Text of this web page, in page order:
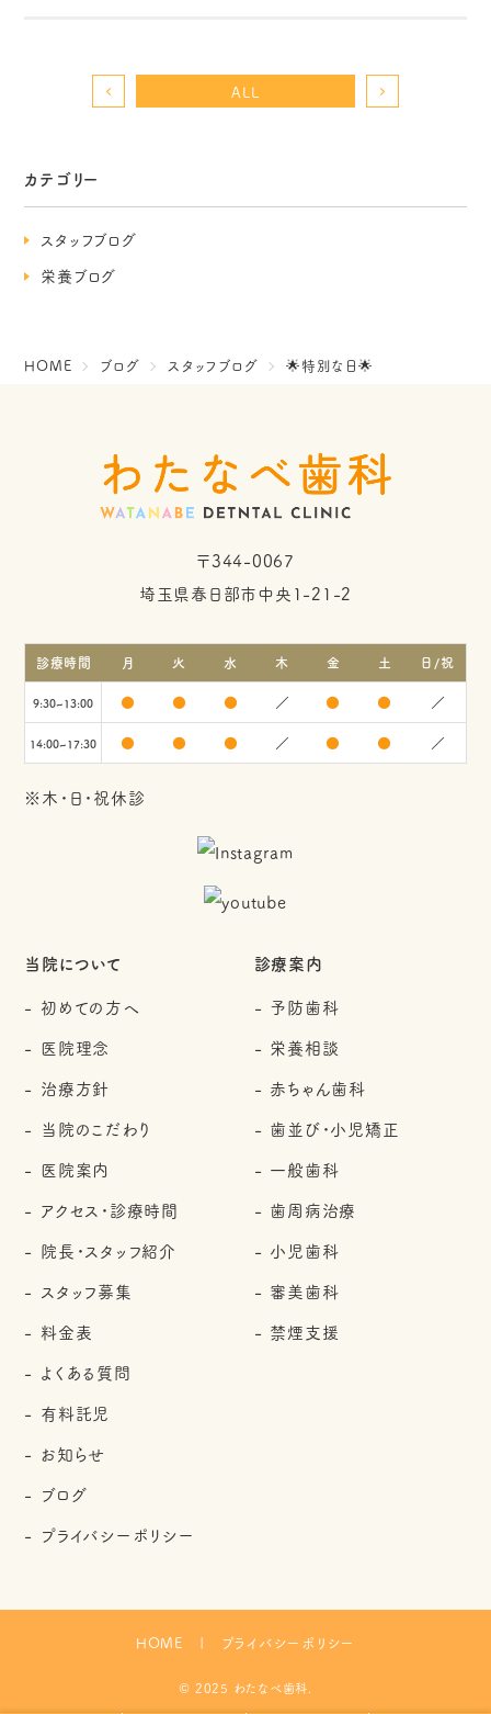
カテゴリー
スタッフブログ
栄養ブログ
ALL
HOME ブログ スタッフブログ 🌟特別な日🌟
〒344-0067
埼玉県春日部市中央1-21-2
診療時間 月 火 水 木 金 土 日/祝
9:30~13:00 ● ● ● ／ ● ● ／
14:00~17:30 ● ● ● ／ ● ● ／
※木・日・祝休診
当院について
初めての方へ
医院理念
治療方針
当院のこだわり
医院案内
アクセス・診療時間
院長・スタッフ紹介
スタッフ募集
料金表
よくある質問
有料託児
お知らせ
ブログ
プライバシーポリシー
診療案内
予防歯科
栄養相談
赤ちゃん歯科
歯並び・小児矯正
一般歯科
歯周病治療
小児歯科
審美歯科
禁煙支援
HOME プライバシーポリシー
© 2025 わたなべ歯科.